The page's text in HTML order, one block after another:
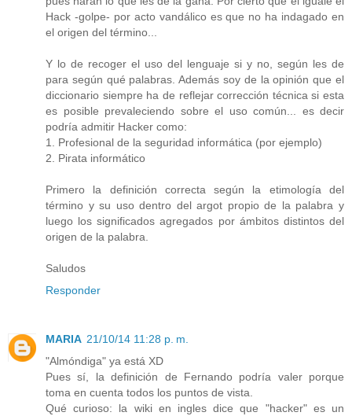
Hack -golpe- por acto vandálico es que no ha indagado en
el origen del término...
Y lo de recoger el uso del lenguaje si y no, según les de
para según qué palabras. Además soy de la opinión que el
diccionario siempre ha de reflejar corrección técnica si esta
es posible prevaleciendo sobre el uso común... es decir
podría admitir Hacker como:
1. Profesional de la seguridad informática (por ejemplo)
2. Pirata informático
Primero la definición correcta según la etimología del
término y su uso dentro del argot propio de la palabra y
luego los significados agregados por ámbitos distintos del
origen de la palabra.
Saludos
Responder
MARIA 21/10/14 11:28 p. m.
"Almóndiga" ya está XD
Pues sí, la definición de Fernando podría valer porque
toma en cuenta todos los puntos de vista.
Qué curioso: la wiki en ingles dice que "hacker" es un